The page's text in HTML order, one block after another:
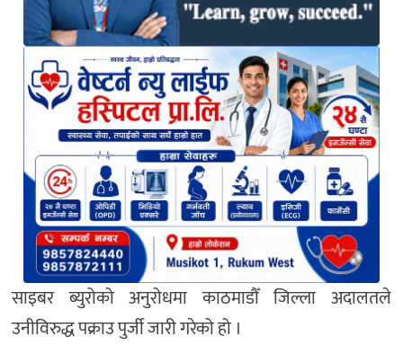
साइबर ब्युरोको अनुरोधमा काठमाडौँ जिल्ला अदालतले
उनीविरुद्ध पक्राउ पुर्जी जारी गरेको हो ।